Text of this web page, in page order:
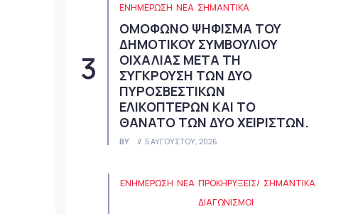
ΕΝΗΜΕΡΩΣΗ ΝΈΑ ΣΗΜΑΝΤΙΚΆ
ΟΜΟΦΩΝΟ ΨΗΦΙΣΜΑ ΤΟΥ
ΔΗΜΟΤΙΚΟΥ ΣΥΜΒΟΥΛΙΟΥ
ΟΙΧΑΛΙΑΣ ΜΕΤΑ ΤΗ
ΣΥΓΚΡΟΥΣΗ ΤΩΝ ΔΥΟ
ΠΥΡΟΣΒΕΣΤΙΚΩΝ
ΕΛΙΚΟΠΤΕΡΩΝ ΚΑΙ ΤΟ
ΘΑΝΑΤΟ ΤΩΝ ΔΥΟ ΧΕΙΡΙΣΤΩΝ.
BY 5 ΑΥΓΟΎΣΤΟΥ, 2026
ΕΝΗΜΕΡΩΣΗ ΝΈΑ ΠΡΟΚΗΡΎΞΕΙΣ/
ΔΙΑΓΩΝΙΣΜΟΊ
ΣΗΜΑΝΤΙΚΆ